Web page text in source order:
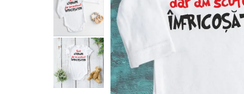
Body bebelusi personalizate
Perne personalizate
Plusuri personalizate
Agende personalizate
Etichete pentru sticla de vin
Cadouri pentru Doctori
Cadouri Pensionare
Cadouri Profesori